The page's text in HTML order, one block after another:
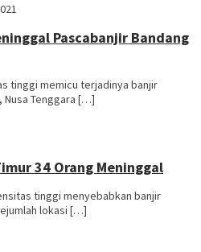
Pascabanjir Bandang
tinggi memicu terjadinya banjir
Nusa Tenggara […]
34 Orang Meninggal
tinggi menyebabkan banjir
lokasi […]